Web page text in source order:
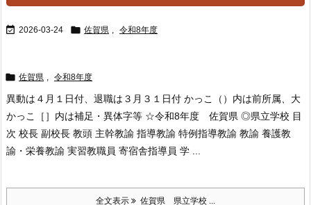
 2026-03-24  佐賀県 , 令和8年度
 佐賀県 , 令和8年度
異動は４月１日付、退職は３月３１日付 かっこ（）内は前所属、大
かっこ［］内は補足・異体字等 ☆令和8年度 佐賀県 ◎県立学校 目
次 校長 副校長 教頭 主幹教諭 指導教諭 特例指導教諭 教諭 養護教
諭・栄養教諭 実習教職員 寄宿舎指導員 学 ...
全文表示 佐賀県 県立学校 ...